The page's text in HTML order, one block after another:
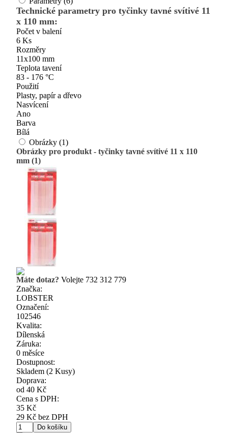
Technické parametry pro tyčinky tavné svítivé 11
x 110 mm:
Počet v balení
6 Ks
Rozměry
11x100 mm
Teplota tavení
83 - 176 °C
Použití
Plasty, papír a dřevo
Nasvícení
Ano
Barva
Bílá
Obrázky (1)
Obrázky pro produkt - tyčinky tavné svítivé 11 x 110
mm (1)
Máte dotaz? Volejte 732 312 779
Značka:
LOBSTER
Označení:
102546
Kvalita:
Dílenská
Záruka:
0 měsíce
Dostupnost:
Skladem (2 Kusy)
Doprava:
od 40 Kč
Cena s DPH:
35 Kč
29 Kč bez DPH